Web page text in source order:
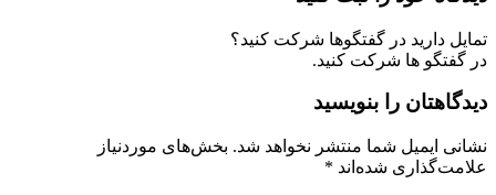
تمایل دارید در گفتگوها شرکت کنید؟
در گفتگو ها شرکت کنید.
دیدگاهتان را بنویسید
نشانی ایمیل شما منتشر نخواهد شد. بخش‌های موردنیاز
علامت‌گذاری شده‌اند *